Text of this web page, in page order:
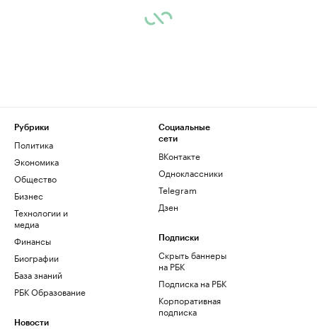
Рубрики
Политика
Экономика
Общество
Бизнес
Технологии и
медиа
Финансы
Биографии
База знаний
РБК Образование
Новости
Социальные
сети
ВКонтакте
Одноклассники
Telegram
Дзен
Подписки
Скрыть баннеры
на РБК
Подписка на РБК
Корпоративная
подписка